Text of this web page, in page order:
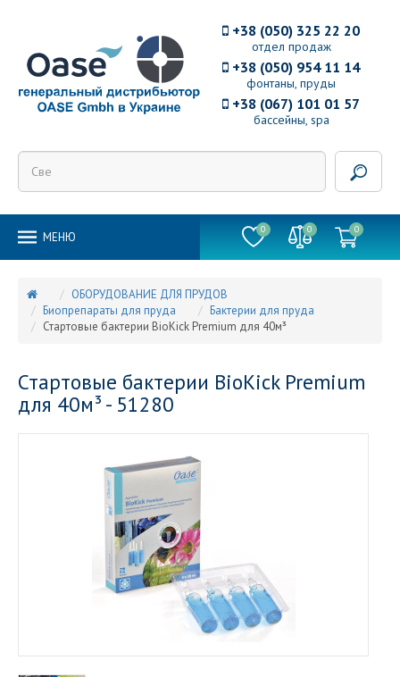
отдел продаж
+38 (050) 325 22 20
фонтаны, пруды
+38 (050) 954 11 14
бассейны, spa
+38 (067) 101 01 57
MEНЮ
0 0 0
ОБОРУДОВАНИЕ ДЛЯ ПРУДОВ
Биопрепараты для пруда
Бактерии для пруда
Стартовые бактерии BioKick Premium для 40м³
Стартовые бактерии BioKick Premium
для 40м³ - 51280